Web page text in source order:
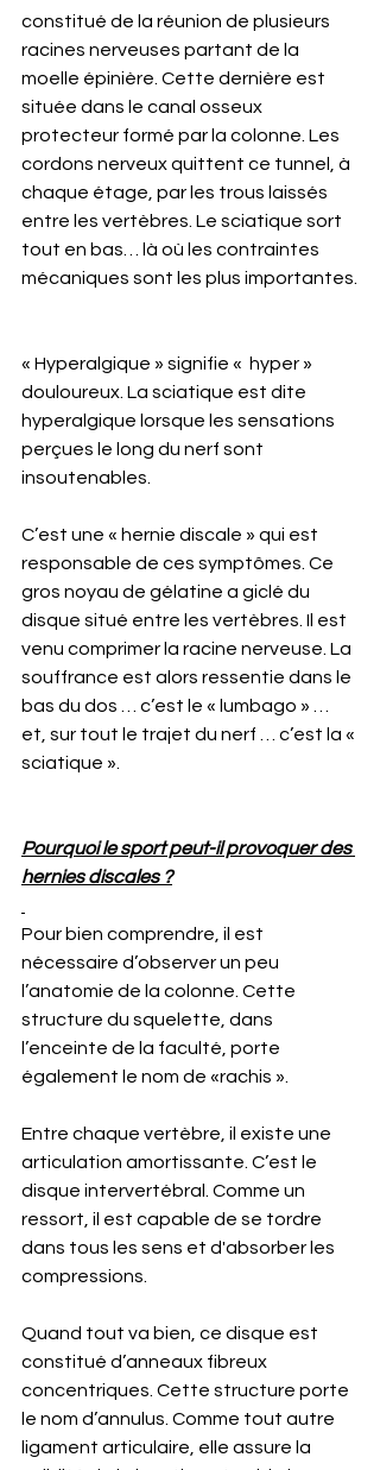
constitué de la réunion de plusieurs
racines nerveuses partant de la
moelle épinière. Cette dernière est
située dans le canal osseux
protecteur formé par la colonne. Les
cordons nerveux quittent ce tunnel, à
chaque étage, par les trous laissés
entre les vertèbres. Le sciatique sort
tout en bas… là où les contraintes
mécaniques sont les plus importantes.
« Hyperalgique » signifie «  hyper »
douloureux. La sciatique est dite
hyperalgique lorsque les sensations
perçues le long du nerf sont
insoutenables.
C’est une « hernie discale » qui est
responsable de ces symptômes. Ce
gros noyau de gélatine a giclé du
disque situé entre les vertèbres. Il est
venu comprimer la racine nerveuse. La
souffrance est alors ressentie dans le
bas du dos … c’est le « lumbago » …
et, sur tout le trajet du nerf … c’est la «
sciatique ».
Pourquoi le sport peut-il provoquer des
hernies discales ?
Pour bien comprendre, il est
nécessaire d’observer un peu
l’anatomie de la colonne. Cette
structure du squelette, dans
l’enceinte de la faculté, porte
également le nom de «rachis ».
Entre chaque vertèbre, il existe une
articulation amortissante. C’est le
disque intervertébral. Comme un
ressort, il est capable de se tordre
dans tous les sens et d'absorber les
compressions.
Quand tout va bien, ce disque est
constitué d’anneaux fibreux
concentriques. Cette structure porte
le nom d’annulus. Comme tout autre
ligament articulaire, elle assure la